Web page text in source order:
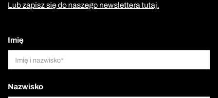
Lub zapisz się do naszego newslettera tutaj.
Imię
Nazwisko